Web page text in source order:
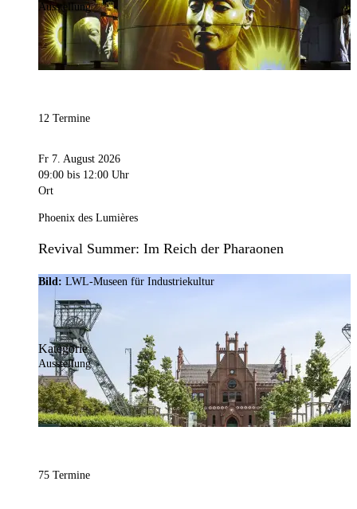
Ausstellung
12 Termine
Fr 7. August 2026
09:00 bis 12:00 Uhr
Ort
Phoenix des Lumières
Revival Summer: Im Reich der Pharaonen
Bild: LWL-Museen für Industriekultur
Kategorie
Ausstellung
75 Termine